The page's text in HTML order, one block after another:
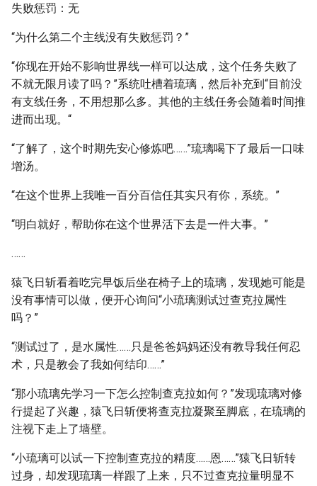
失败惩罚：无
“为什么第二个主线没有失败惩罚？”
“你现在开始不影响世界线一样可以达成，这个任务失败了
不就无限月读了吗？”系统吐槽着琉璃，然后补充到“目前没
有支线任务，不用想那么多。其他的主线任务会随着时间推
进而出现。“
“了解了，这个时期先安心修炼吧……”琉璃喝下了最后一口味
增汤。
“在这个世界上我唯一百分百信任其实只有你，系统。”
“明白就好，帮助你在这个世界活下去是一件大事。”
……
猿飞日斩看着吃完早饭后坐在椅子上的琉璃，发现她可能是
没有事情可以做，便开心询问“小琉璃测试过查克拉属性
吗？”
“测试过了，是水属性……只是爸爸妈妈还没有教导我任何忍
术，只是教会了我如何结印……”
“那小琉璃先学习一下怎么控制查克拉如何？”发现琉璃对修
行提起了兴趣，猿飞日斩便将查克拉凝聚至脚底，在琉璃的
注视下走上了墙壁。
“小琉璃可以试一下控制查克拉的精度……恩……”猿飞日斩转
过身，却发现琉璃一样跟了上来，只不过查克拉量明显不